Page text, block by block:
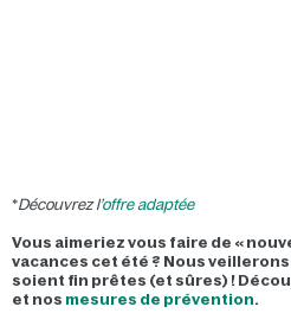
*Découvrez l’offre adaptée
Vous aimeriez vous faire de «
vacances cet été ? Nous
soient fin prêtes (et sûres) !
et nos mesures de prévention.